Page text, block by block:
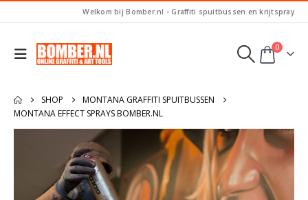
Welkom bij Bomber.nl - Graffiti spuitbussen en krijtspray
0
SHOP
MONTANA GRAFFITI SPUITBUSSEN
MONTANA EFFECT SPRAYS BOMBER.NL